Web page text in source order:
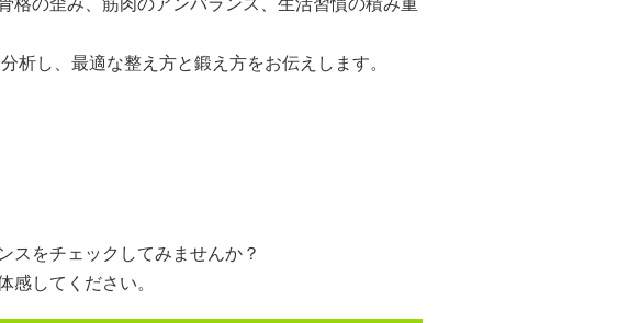
格の歪み、筋肉のアンバランス、生活習慣の積み重
析し、最適な整え方と鍛え方をお伝えします。
スをチェックしてみませんか？
感してください。